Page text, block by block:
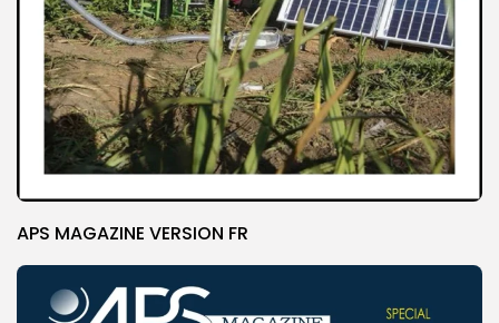
APS MAGAZINE VERSION FR